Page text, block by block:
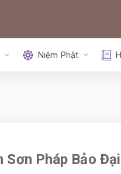
Niệm Phật
Sơn Pháp Bảo